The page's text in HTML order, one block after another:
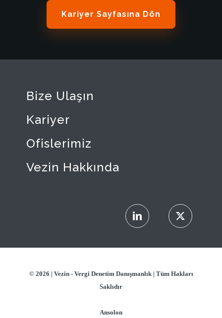
Kariyer Sayfasına Dön
Bize Ulaşın
Kariyer
Ofislerimiz
Vezin Hakkında
© 2026 | Vezin - Vergi Denetim Danışmanlık| Tüm Hakları
Saklıdır
Ansolon